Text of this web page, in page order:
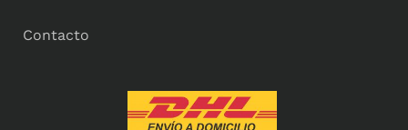
Contacto